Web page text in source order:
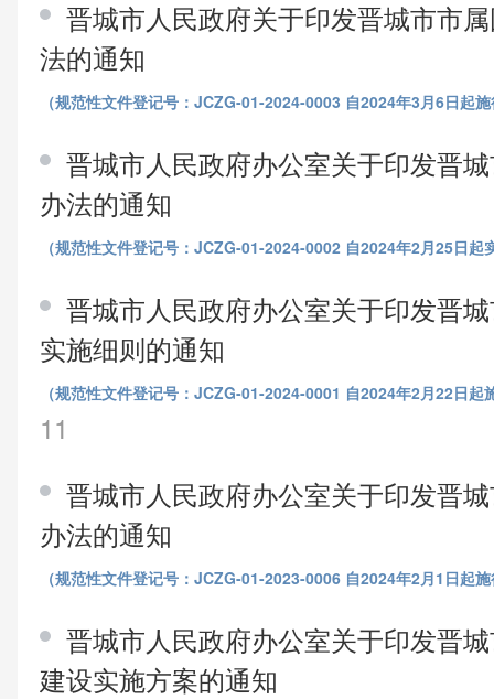
晋城市人民政府关于印发晋城市市
法的通知
（规范性文件登记号：JCZG-01-2024-0003 自2024年3月6日起
晋城市人民政府办公室关于印发晋
办法的通知
（规范性文件登记号：JCZG-01-2024-0002 自2024年2月25日起
晋城市人民政府办公室关于印发晋
实施细则的通知
（规范性文件登记号：JCZG-01-2024-0001 自2024年2月22日起
11
晋城市人民政府办公室关于印发晋
办法的通知
（规范性文件登记号：JCZG-01-2023-0006 自2024年2月1日起
晋城市人民政府办公室关于印发晋
建设实施方案的通知